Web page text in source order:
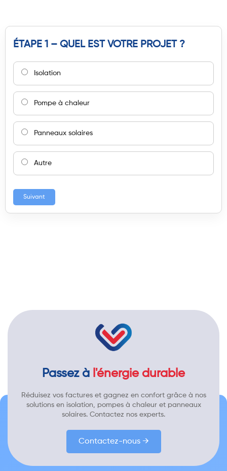
ÉTAPE 1 – QUEL EST VOTRE PROJET ?
Isolation
Pompe à chaleur
Panneaux solaires
Autre
Suivant
Passez à l'énergie durable
Réduisez vos factures et gagnez en confort grâce à nos
solutions en isolation, pompes à chaleur et panneaux
solaires. Contactez nos experts.
Contactez-nous →